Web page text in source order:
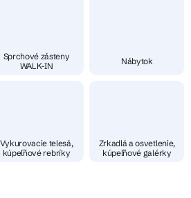
Sprchové zásteny
WALK-IN
Nábytok
Vykurovacie telesá,
kúpeľňové rebríky
Zrkadlá a osvetlenie,
kúpeľňové galérky